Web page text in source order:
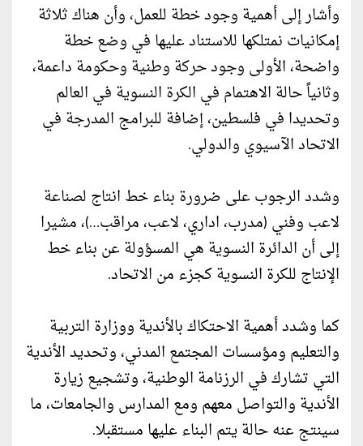
وأشار إلى أهمية وجود خطة للعمل، وأن هناك ثلاثة
إمكانيات نمتلكها للاستناد عليها في وضع خطة
واضحة، الأولى وجود حركة وطنية وحكومة داعمة،
وثانياً حالة الاهتمام في الكرة النسوية في العالم
وتحديدا في فلسطين، إضافة للبرامج المدرجة في
الاتحاد الآسيوي والدولي.
وشدد الرجوب على ضرورة بناء خط انتاج لصناعة
لاعب وفني (مدرب، اداري، لاعب، مراقب…)، مشيرا
إلى أن الدائرة النسوية هي المسؤولة عن بناء خط
الإنتاج للكرة النسوية كجزء من الاتحاد.
كما وشدد أهمية الاحتكاك بالأندية ووزارة التربية
والتعليم ومؤسسات المجتمع المدني، وتحديد الأندية
التي تشارك في الرزنامة الوطنية، وتشجيع زيارة
الأندية والتواصل معهم ومع المدارس والجامعات، ما
سينتج عنه حالة يتم البناء عليها مستقبلا.